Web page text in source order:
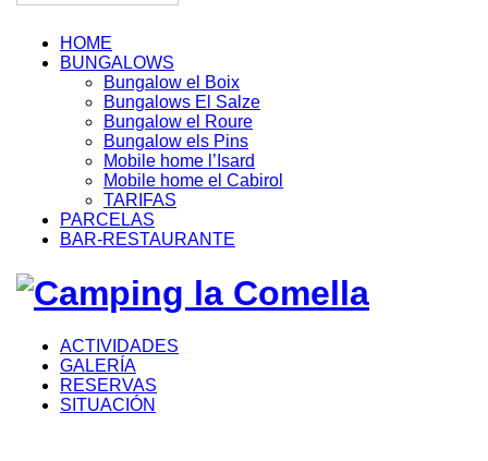
HOME
BUNGALOWS
Bungalow el Boix
Bungalows El Salze
Bungalow el Roure
Bungalow els Pins
Mobile home l’Isard
Mobile home el Cabirol
TARIFAS
PARCELAS
BAR-RESTAURANTE
ACTIVIDADES
GALERÍA
RESERVAS
SITUACIÓN